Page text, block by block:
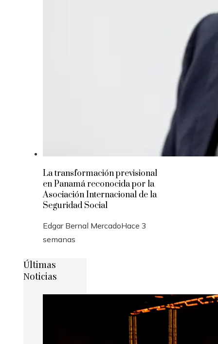
La transformación previsional
en Panamá reconocida por la
Asociación Internacional de la
Seguridad Social
Edgar Bernal MercadoHace 3
semanas
Últimas
Noticias